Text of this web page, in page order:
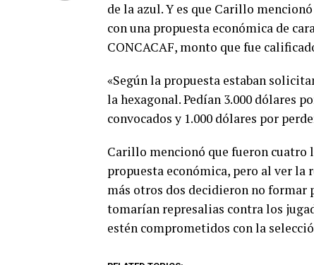
de la azul. Y es que Carillo
con una propuesta económica de
CONCACAF, monto que fue
«Según la propuesta estaban
la hexagonal. Pedían 3.000 dólares
convocados y 1.000 dólares por
Carillo mencionó que fueron cuatro
propuesta económica, pero al ver
más otros dos decidieron no formar
tomarían represalias contra los
estén comprometidos con la